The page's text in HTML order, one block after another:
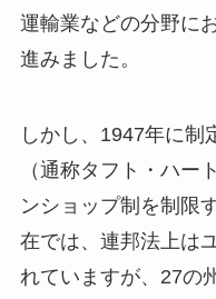
運輸業などの分野に
進みました。
しかし、1947年に制
（通称タフト・ハー
ンショップ制を制限
在では、連邦法上は
れていますが、27の